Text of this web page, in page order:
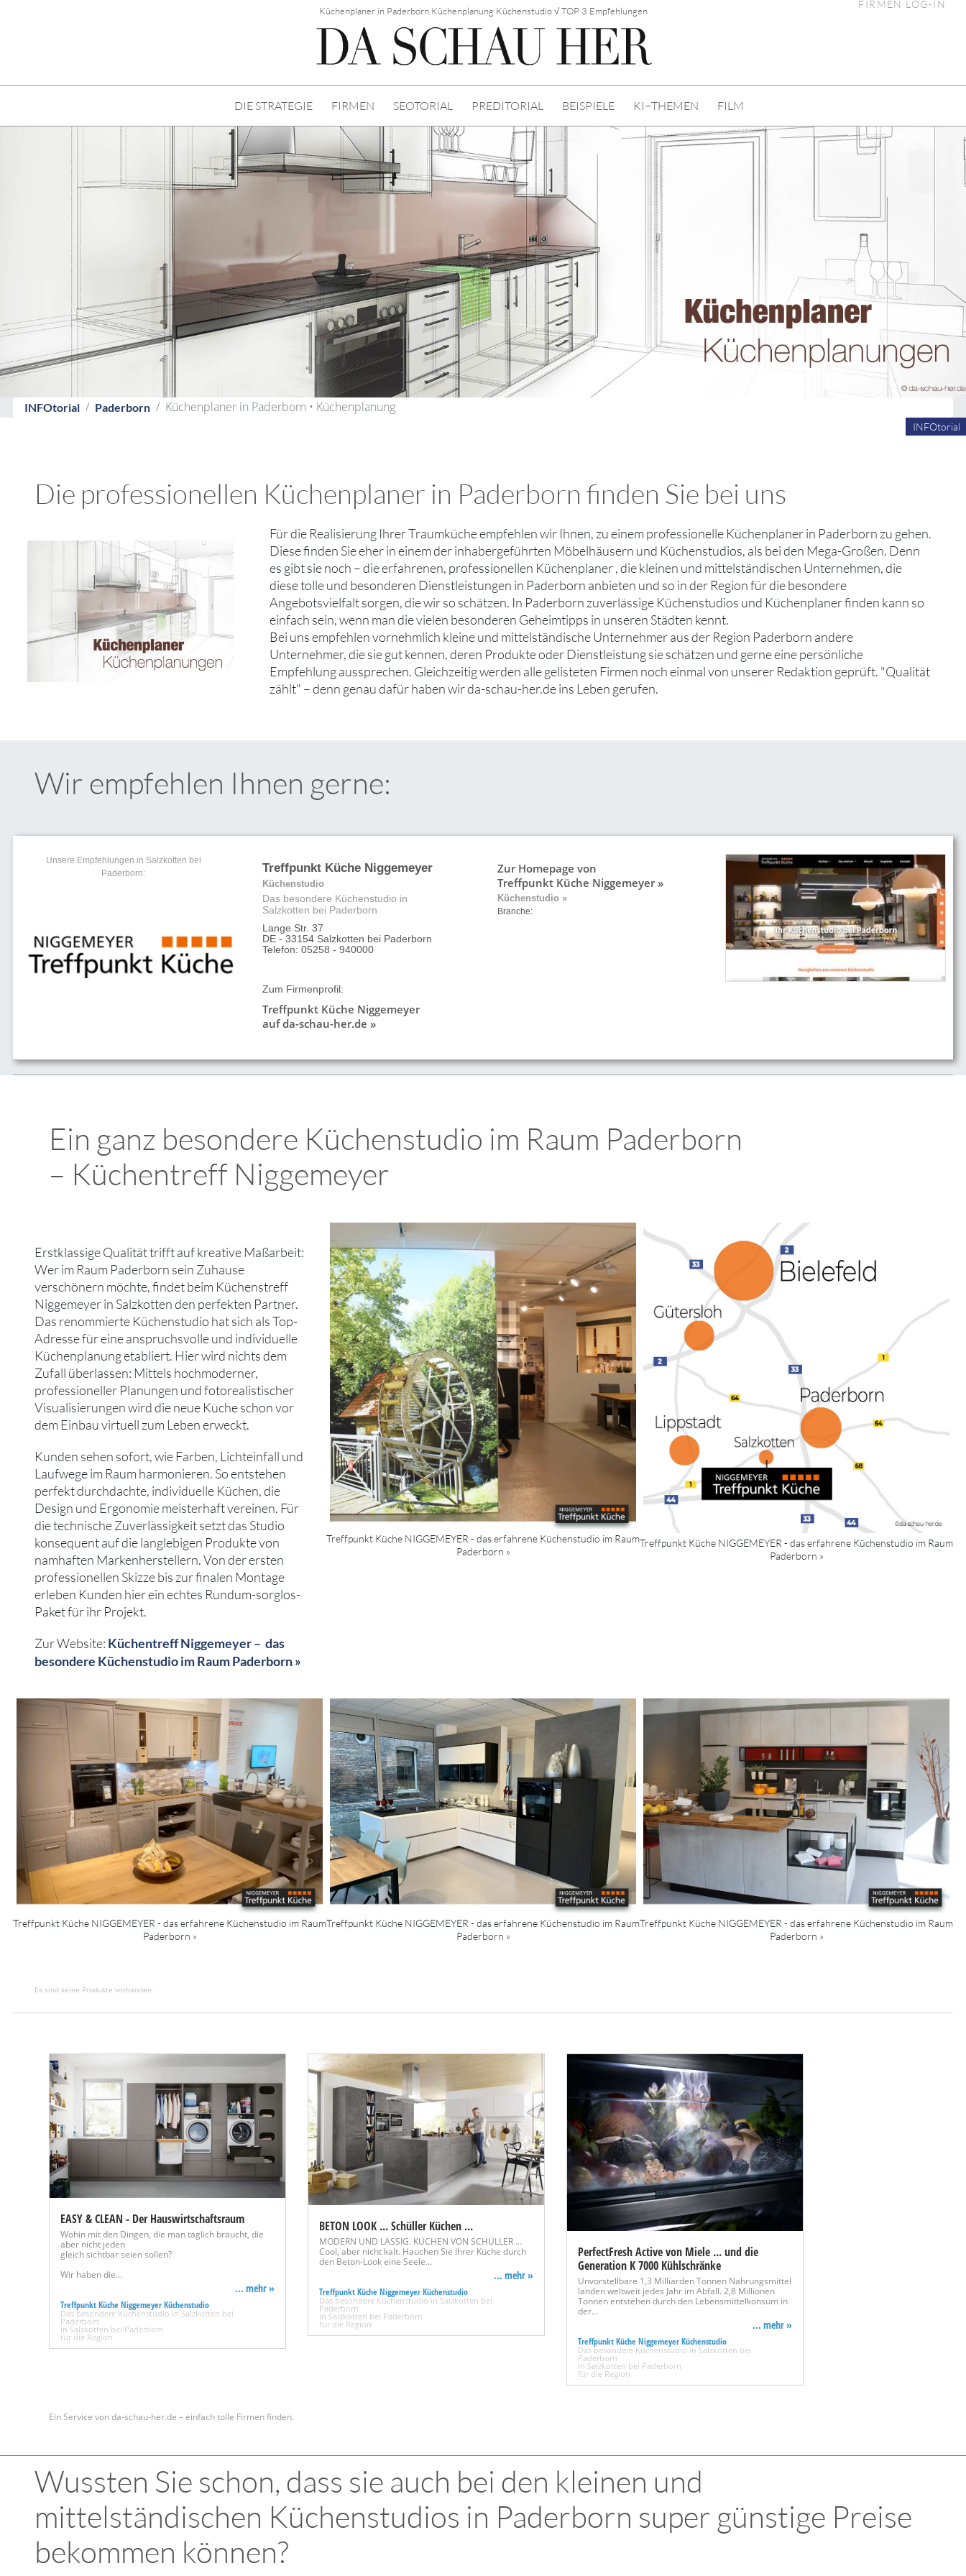
Küchenplaner in Paderborn Küchenplanung Küchenstudio √ TOP 3 Empfehlungen
FIRMEN LOG-IN
DIE STRATEGIE FIRMEN SEOTORIAL PREDITORIAL BEISPIELE KI−THEMEN FILM
INFOtorial Paderborn Küchenplaner in Paderborn • Küchenplanung
INFOtorial
Die professionellen Küchenplaner in Paderborn finden Sie bei uns
Für die Realisierung Ihrer Traumküche empfehlen wir Ihnen, zu einem professionelle Küchenplaner in Paderborn zu gehen.
Diese finden Sie eher in einem der inhabergeführten Möbelhäusern und Küchenstudios, als bei den Mega-Großen. Denn
es gibt sie noch – die erfahrenen, professionellen Küchenplaner , die kleinen und mittelständischen Unternehmen, die
diese tolle und besonderen Dienstleistungen in Paderborn anbieten und so in der Region für die besondere
Angebotsvielfalt sorgen, die wir so schätzen. In Paderborn zuverlässige Küchenstudios und Küchenplaner finden kann so
einfach sein, wenn man die vielen besonderen Geheimtipps in unseren Städten kennt.
Bei uns empfehlen vornehmlich kleine und mittelständische Unternehmer aus der Region Paderborn andere
Unternehmer, die sie gut kennen, deren Produkte oder Dienstleistung sie schätzen und gerne eine persönliche
Empfehlung aussprechen. Gleichzeitig werden alle gelisteten Firmen noch einmal von unserer Redaktion geprüft. "Qualität
zählt" – denn genau dafür haben wir da-schau-her.de ins Leben gerufen.
Wir empfehlen Ihnen gerne:
Unsere Empfehlungen in Salzkotten bei
Paderborn:
Treffpunkt Küche Niggemeyer
Küchenstudio
Das besondere Küchenstudio in
Salzkotten bei Paderborn
Lange Str. 37
DE - 33154 Salzkotten bei Paderborn
Telefon: 05258 - 940000
Zum Firmenprofil:
Treffpunkt Küche Niggemeyer
auf da-schau-her.de »
Zur Homepage von
Treffpunkt Küche Niggemeyer »
Küchenstudio »
Branche:
Ein ganz besondere Küchenstudio im Raum Paderborn
– Küchentreff Niggemeyer
Erstklassige Qualität trifft auf kreative Maßarbeit:
Wer im Raum Paderborn sein Zuhause
verschönern möchte, findet beim ⁠Küchenstreff
Niggemeyer in Salzkotten den perfekten Partner.
Das renommierte Küchenstudio hat sich als Top-
Adresse für eine anspruchsvolle und individuelle
Küchenplanung etabliert. Hier wird nichts dem
Zufall überlassen: Mittels hochmoderner,
professioneller Planungen und fotorealistischer
Visualisierungen wird die neue Küche schon vor
dem Einbau virtuell zum Leben erweckt.
Kunden sehen sofort, wie Farben, Lichteinfall und
Laufwege im Raum harmonieren. So entstehen
perfekt durchdachte, individuelle Küchen, die
Design und Ergonomie meisterhaft vereinen. Für
die technische Zuverlässigkeit setzt das Studio
konsequent auf die langlebigen Produkte von
namhaften Markenherstellern. Von der ersten
professionellen Skizze bis zur finalen Montage
erleben Kunden hier ein echtes Rundum-sorglos-
Paket für ihr Projekt.
Zur Website: Küchentreff Niggemeyer – das
besondere Küchenstudio im Raum Paderborn »
Treffpunkt Küche NIGGEMEYER - das erfahrene Küchenstudio im Raum
Paderborn »
Treffpunkt Küche NIGGEMEYER - das erfahrene Küchenstudio im Raum
Paderborn »
Treffpunkt Küche NIGGEMEYER - das erfahrene Küchenstudio im Raum
Paderborn »
Treffpunkt Küche NIGGEMEYER - das erfahrene Küchenstudio im Raum
Paderborn »
Treffpunkt Küche NIGGEMEYER - das erfahrene Küchenstudio im Raum
Paderborn »
Es sind keine Produkte vorhanden.
EASY & CLEAN - Der Hauswirtschaftsraum
Wohin mit den Dingen, die man täglich braucht, die
aber nicht jeden
gleich sichtbar seien sollen?
Wir haben die…
... mehr »
Treffpunkt Küche Niggemeyer Küchenstudio
Das besondere Küchenstudio in Salzkotten bei
Paderborn
in Salzkotten bei Paderborn
für die Region
BETON LOOK ... Schüller Küchen ...
MODERN UND LÄSSIG. KÜCHEN VON SCHÜLLER ...
Cool, aber nicht kalt. Hauchen Sie Ihrer Küche durch
den Beton-Look eine Seele…
... mehr »
Treffpunkt Küche Niggemeyer Küchenstudio
Das besondere Küchenstudio in Salzkotten bei
Paderborn
in Salzkotten bei Paderborn
für die Region
PerfectFresh Active von Miele ... und die
Generation K 7000 Kühlschränke
Unvorstellbare 1,3 Milliarden Tonnen Nahrungsmittel
landen weltweit jedes Jahr im Abfall. 2,8 Millionen
Tonnen entstehen durch den Lebensmittelkonsum in
der…
... mehr »
Treffpunkt Küche Niggemeyer Küchenstudio
Das besondere Küchenstudio in Salzkotten bei
Paderborn
in Salzkotten bei Paderborn
für die Region
Ein Service von da-schau-her.de – einfach tolle Firmen finden.
Wussten Sie schon, dass sie auch bei den kleinen und
mittelständischen Küchenstudios in Paderborn super günstige Preise
bekommen können?